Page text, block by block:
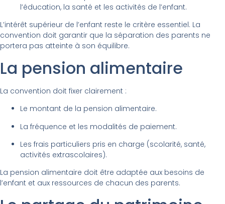
l’éducation, la santé et les activités de l’enfant.
L’intérêt supérieur de l’enfant reste le critère essentiel. La
convention doit garantir que la séparation des parents ne
portera pas atteinte à son équilibre.
La pension alimentaire
La convention doit fixer clairement :
Le montant de la pension alimentaire.
La fréquence et les modalités de paiement.
Les frais particuliers pris en charge (scolarité, santé,
activités extrascolaires).
La pension alimentaire doit être adaptée aux besoins de
l’enfant et aux ressources de chacun des parents.